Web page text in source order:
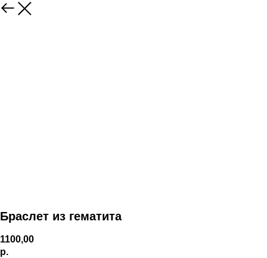
Браслет из гематита
1100,00
р.